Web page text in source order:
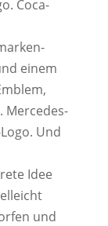
Coca-
einem
Mercedes-
Und
Idee
und